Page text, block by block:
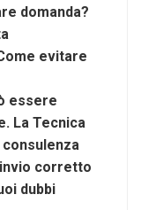
domanda?
evitare
essere
La Tecnica
corretto
dubbi